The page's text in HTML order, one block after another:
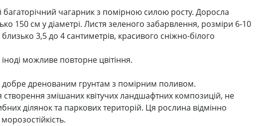
чагарник з помірною силою росту. Доросла
150 см у діаметрі. Листя зеленого забарвлення, розміри 6-10
3,5 до 4 сантиметрів, красивого сніжно-білого
можливе повторне цвітіння.
дренованим грунтам з помірним поливом.
змішаних квітучих ландшафтних композицій, не
ділянок та паркових територій. Ця рослина відмінно